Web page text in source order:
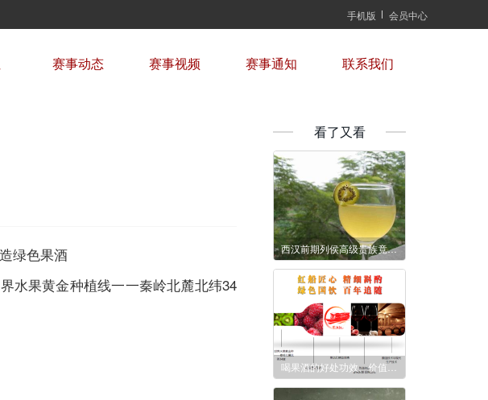
手机版 会员中心
赛事动态 赛事视频 赛事通知 联系我们
绿色果酒
果黄金种植线一一秦岭北麓北纬34
看了又看
西汉前期列侯高级贵族竟对这种酒爱得深沉
喝果酒的好处功效、价值有哪些？